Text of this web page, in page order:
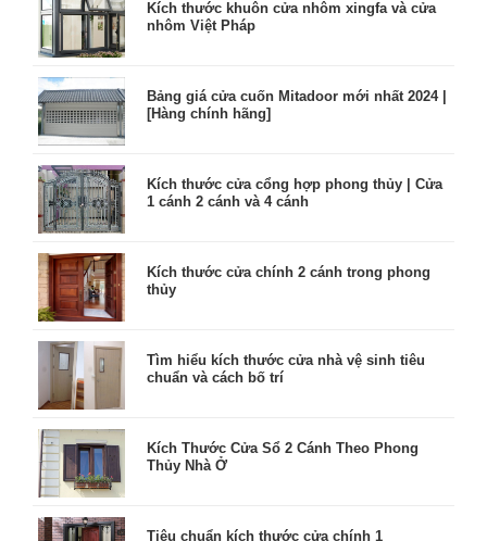
Kích thước khuôn cửa nhôm xingfa và cửa
nhôm Việt Pháp
Bảng giá cửa cuốn Mitadoor mới nhất 2024 |
[Hàng chính hãng]
Kích thước cửa cổng hợp phong thủy | Cửa
1 cánh 2 cánh và 4 cánh
Kích thước cửa chính 2 cánh trong phong
thủy
Tìm hiểu kích thước cửa nhà vệ sinh tiêu
chuẩn và cách bố trí
Kích Thước Cửa Sổ 2 Cánh Theo Phong
Thủy Nhà Ở
Tiêu chuẩn kích thước cửa chính 1